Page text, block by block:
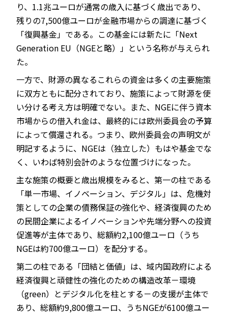
り、1.1兆ユーロが通常の歳入に基づく歳出であり、
残りの7,500億ユーロが金融市場からの調達に基づく
「復興基金」である。この基金には新たに「Next
Generation EU（NGEと略）」という名称が与えられ
た。
一方で、財源の異なるこれらの資金は多くの主要施策
に双方ともに配分されており、施策によって財源を使
い分ける考え方は明確でない。また、NGEに伴う資本
市場からの借入れ金は、最終的には欧州委員会の予算
によって償還される。つまり、欧州委員会の声明文が
明記するように、NGEは（独立した）もはや基金でな
く、いわば特別会計のような位置づけになった。
主な施策の概要と歳出規模をみると、第一の柱である
「単一市場、イノベーション、デジタル」は、危機対
策としての企業の債務保証の強化や、経済復興のため
の民間企業によるイノベーションや先端分野への投資
促進等が主体であり、総額約2,100億ユーロ（うち
NGEは約700億ユーロ）を配分する。
第二の柱である「団結と価値」は、域内国政府による
経済復興と頑健性の強化のための構造改革－環境
（green）とデジタル化を柱とする－の支援が主体で
あり、総額約9,800億ユーロ、うちNGEが6100億ユー